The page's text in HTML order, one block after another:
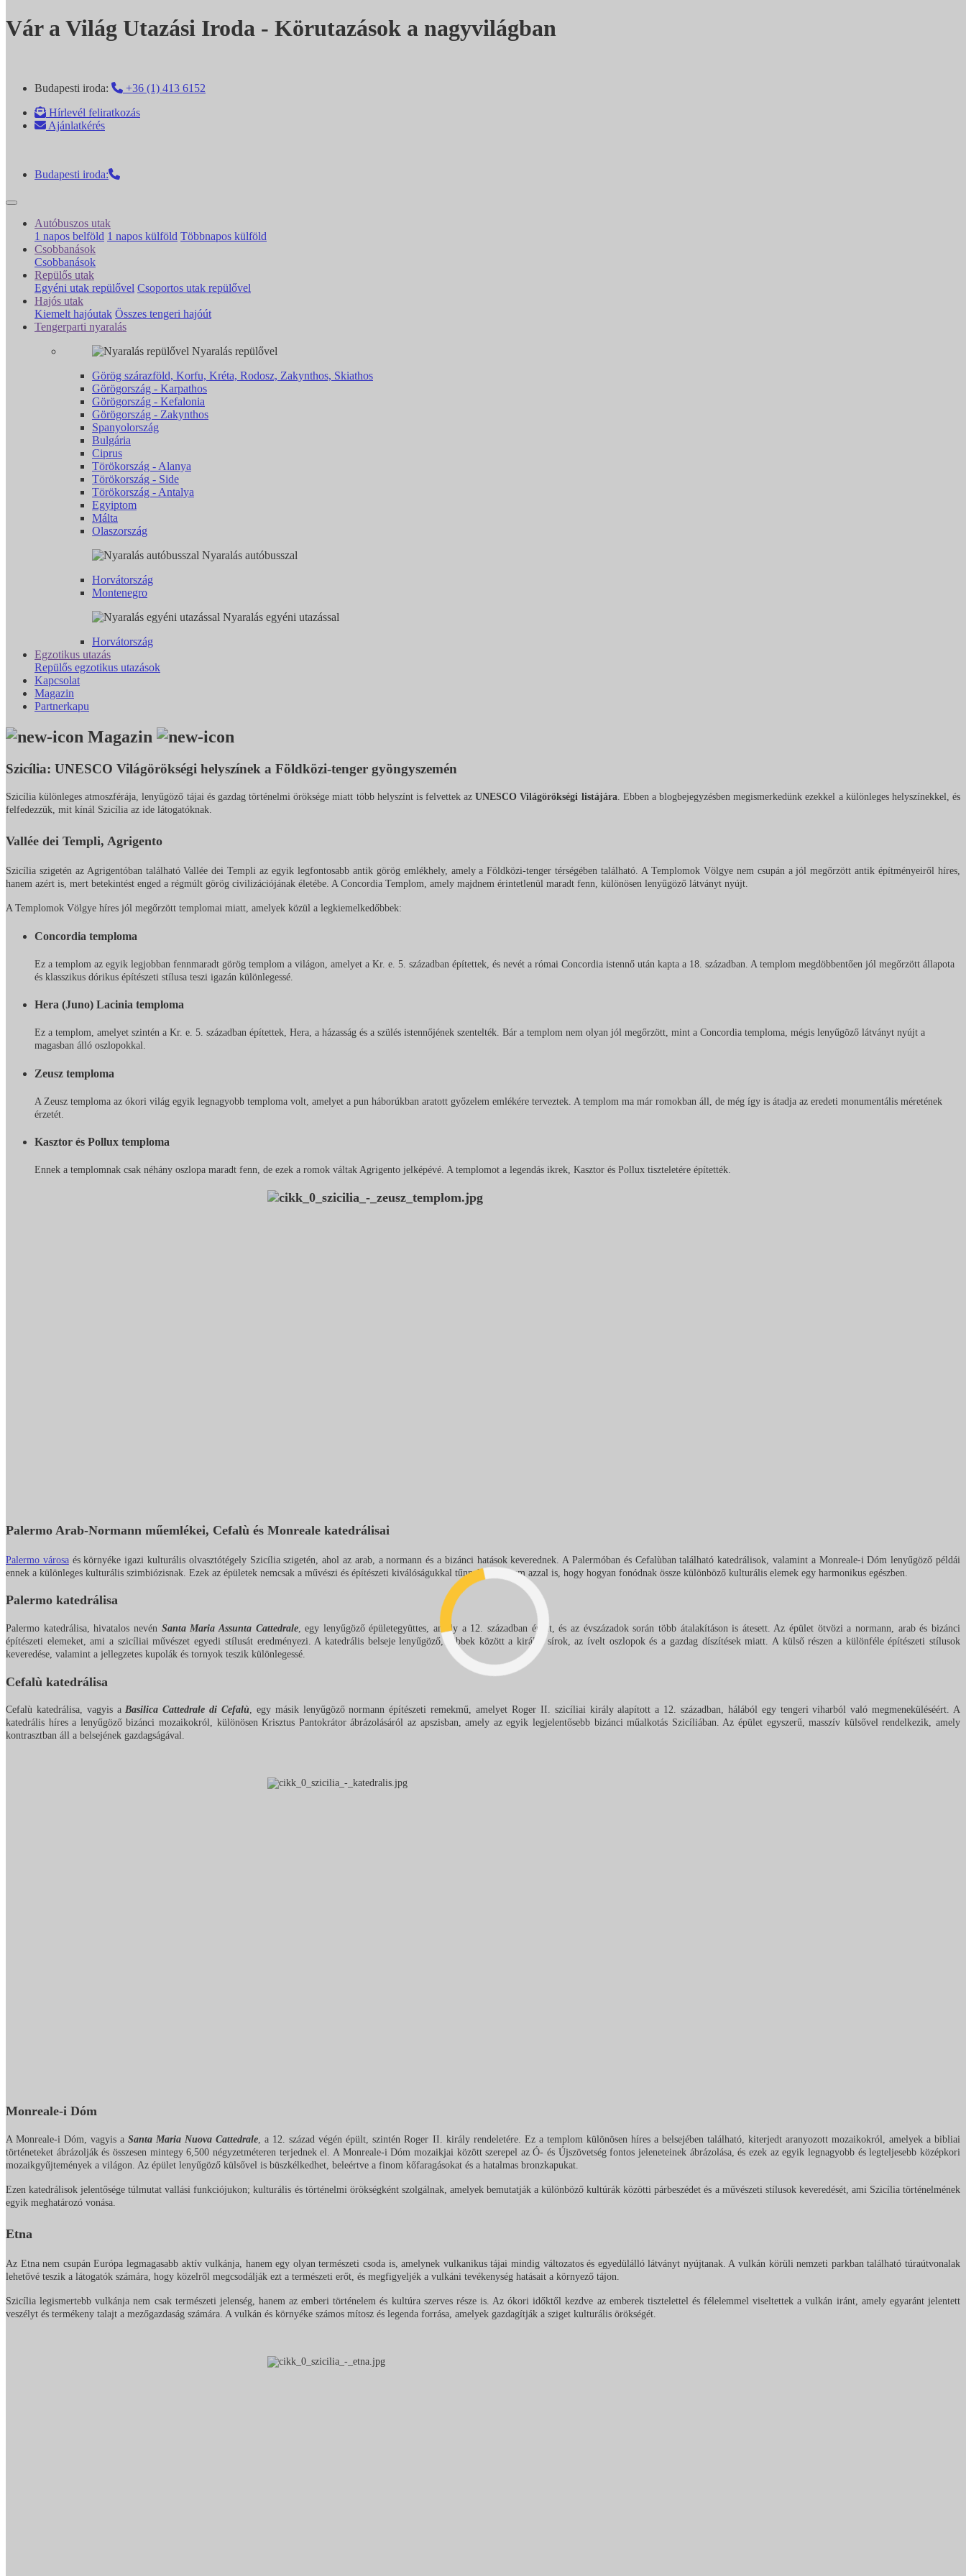
Vár a Világ Utazási Iroda - Körutazások a nagyvilágban
Budapesti iroda:
+36 (1) 413 6152
Hírlevél feliratkozás
Ajánlatkérés
Budapesti iroda:
Autóbuszos utak
1 napos belföld 1 napos külföld Többnapos külföld
Csobbanások
Csobbanások
Repülős utak
Egyéni utak repülővel Csoportos utak repülővel
Hajós utak
Kiemelt hajóutak Összes tengeri hajóút
Tengerparti nyaralás
Nyaralás repülővel
Görög szárazföld, Korfu, Kréta, Rodosz, Zakynthos, Skiathos
Görögország - Karpathos
Görögország - Kefalonia
Görögország - Zakynthos
Spanyolország
Bulgária
Ciprus
Törökország - Alanya
Törökország - Side
Törökország - Antalya
Egyiptom
Málta
Olaszország
Nyaralás autóbusszal
Horvátország
Montenegro
Nyaralás egyéni utazással
Horvátország
Egzotikus utazás
Repülős egzotikus utazások
Kapcsolat
Magazin
Partnerkapu
Magazin
Szicília: UNESCO Világörökségi helyszínek a Földközi-tenger gyöngyszemén
Szicília különleges atmoszférája, lenyűgöző tájai és gazdag történelmi öröksége miatt több helyszínt is felvettek azUNESCO Világörökségi listájára. Ebben a blogbejegyzésben megismerkedünk ezekkel a különleges helyszínekkel, és
felfedezzük, mit kínál Szicília az ide látogatóknak.
Vallée dei Templi, Agrigento
Szicília szigetén az Agrigentóban található Vallée dei Templi az egyik legfontosabb antik görög emlékhely, amely a Földközi-tenger térségében található. A Templomok Völgye nem csupán a jól megőrzött antik építményeiről híres,
hanem azért is, mert betekintést enged a régmúlt görög civilizációjának életébe. A Concordia Templom, amely majdnem érintetlenül maradt fenn, különösen lenyűgöző látványt nyújt.
A Templomok Völgye híres jól megőrzött templomai miatt, amelyek közül a legkiemelkedőbbek:
Concordia temploma
Ez a templom az egyik legjobban fennmaradt görög templom a világon, amelyet a Kr. e. 5. században építettek, és nevét a római Concordia istennő után kapta a 18. században. A templom megdöbbentően jól megőrzött állapota
és klasszikus dórikus építészeti stílusa teszi igazán különlegessé.
Hera (Juno) Lacinia temploma
Ez a templom, amelyet szintén a Kr. e. 5. században építettek, Hera, a házasság és a szülés istennőjének szentelték. Bár a templom nem olyan jól megőrzött, mint a Concordia temploma, mégis lenyűgöző látványt nyújt a
magasban álló oszlopokkal.
Zeusz temploma
A Zeusz temploma az ókori világ egyik legnagyobb temploma volt, amelyet a pun háborúkban aratott győzelem emlékére terveztek. A templom ma már romokban áll, de még így is átadja az eredeti monumentális méretének
érzetét.
Kasztor és Pollux temploma
Ennek a templomnak csak néhány oszlopa maradt fenn, de ezek a romok váltak Agrigento jelképévé. A templomot a legendás ikrek, Kasztor és Pollux tiszteletére építették.
Palermo Arab-Normann műemlékei, Cefalù és Monreale katedrálisai
Palermo városaés környéke igazi kulturális olvasztótégely Szicília szigetén, ahol az arab, a normann és a bizánci hatások keverednek. A Palermóban és Cefalùban található katedrálisok, valamint a Monreale-i Dóm lenyűgöző példái
ennek a különleges kulturális szimbiózisnak. Ezek az épületek nemcsak a művészi és építészeti kiválóságukkal tűnnek ki, hanem azzal is, hogy hogyan fonódnak össze különböző kulturális elemek egy harmonikus egészben.
Palermo katedrálisa
Palermo katedrálisa, hivatalos nevén Santa Maria Assunta Cattedrale, egy lenyűgöző épületegyüttes, amely a 12. században épült, és az évszázadok során több átalakításon is átesett. Az épület ötvözi a normann, arab és bizánci
építészeti elemeket, ami a szicíliai művészet egyedi stílusát eredményezi. A katedrális belseje lenyűgöző, többek között a királyi sírok, az ívelt oszlopok és a gazdag díszítések miatt. A külső részen a különféle építészeti stílusok
keveredése, valamint a jellegzetes kupolák és tornyok teszik különlegessé.
Cefalù katedrálisa
Cefalù katedrálisa, vagyis aBasilica Cattedrale di Cefalù, egy másik lenyűgöző normann építészeti remekmű, amelyet Roger II. szicíliai király alapított a 12. században, hálából egy tengeri viharból való megmeneküléséért. A
katedrális híres a lenyűgöző bizánci mozaikokról, különösen Krisztus Pantokrátor ábrázolásáról az apszisban, amely az egyik legjelentősebb bizánci műalkotás Szicíliában. Az épület egyszerű, masszív külsővel rendelkezik, amely
kontrasztban áll a belsejének gazdagságával.
Monreale-i Dóm
A Monreale-i Dóm, vagyis aSanta Maria Nuova Cattedrale , a 12. század végén épült, szintén Roger II. király rendeletére. Ez a templom különösen híres a belsejében található, kiterjedt aranyozott mozaikokról, amelyek a bibliai
történeteket ábrázolják és összesen mintegy 6,500 négyzetméteren terjednek el. A Monreale-i Dóm mozaikjai között szerepel az Ó- és Újszövetség fontos jeleneteinek ábrázolása, és ezek az egyik legnagyobb és legteljesebb középkori
mozaikgyűjtemények a világon. Az épület lenyűgöző külsővel is büszkélkedhet, beleértve a finom kőfaragásokat és a hatalmas bronzkapukat.
Ezen katedrálisok jelentősége túlmutat vallási funkciójukon; kulturális és történelmi örökségként szolgálnak, amelyek bemutatják a különböző kultúrák közötti párbeszédet és a művészeti stílusok keveredését, ami Szicília történelmének
egyik meghatározó vonása.
Etna
Az Etna nem csupán Európa legmagasabb aktív vulkánja, hanem egy olyan természeti csoda is, amelynek vulkanikus tájai mindig változatos és egyedülálló látványt nyújtanak. A vulkán körüli nemzeti parkban található túraútvonalak
lehetővé teszik a látogatók számára, hogy közelről megcsodálják ezt a természeti erőt, és megfigyeljék a vulkáni tevékenység hatásait a környező tájon.
Szicília legismertebb vulkánja nem csak természeti jelenség, hanem az emberi történelem és kultúra szerves része is. Az ókori időktől kezdve az emberek tisztelettel és félelemmel viseltettek a vulkán iránt, amely egyaránt jelentett
veszélyt és termékeny talajt a mezőgazdaság számára. A vulkán és környéke számos mítosz és legenda forrása, amelyek gazdagítják a sziget kulturális örökségét.